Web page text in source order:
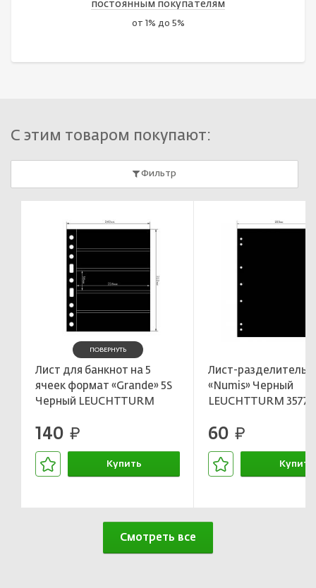
постоянным покупателям
от 1% до 5%
С этим товаром покупают:
Фильтр
ПОВЕРНУТЬ
Лист для банкнот на 5
ячеек формат «Grande» 5S
Черный LEUCHTTURM
140 руб.
Купить
Лист-разделитель
«Numis» Черный
LEUCHTTURM
60 руб.
Купить
Смотреть все